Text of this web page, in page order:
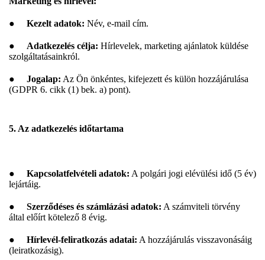
● Kezelt adatok: Név, e-mail cím.
● Adatkezelés célja: Hírlevelek, marketing ajánlatok küldése
szolgáltatásainkról.
● Jogalap: Az Ön önkéntes, kifejezett és külön hozzájárulása
(GDPR 6. cikk (1) bek. a) pont).
5. Az adatkezelés időtartama
● Kapcsolatfelvételi adatok: A polgári jogi elévülési idő (5 év)
lejártáig.
● Szerződéses és számlázási adatok: A számviteli törvény
által előírt kötelező 8 évig.
● Hírlevél-feliratkozás adatai: A hozzájárulás visszavonásáig
(leiratkozásig).